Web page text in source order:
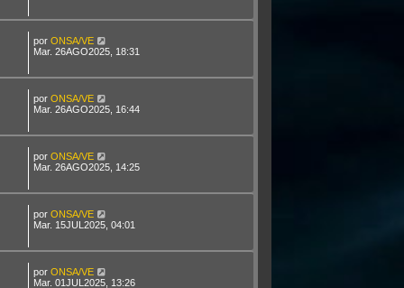
por ONSA/VE
Mar. 26AGO2025, 18:31
por ONSA/VE
Mar. 26AGO2025, 16:44
por ONSA/VE
Mar. 26AGO2025, 14:25
por ONSA/VE
Mar. 15JUL2025, 04:01
por ONSA/VE
Mar. 01JUL2025, 13:26